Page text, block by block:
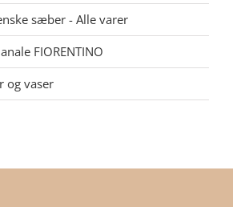
sæber - Alle varer
FIORENTINO
og vaser